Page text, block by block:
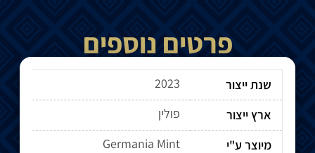
פרטים נוספים
שנת ייצור
2023
ארץ ייצור
פולין
מיוצר ע"י
Germania Mint